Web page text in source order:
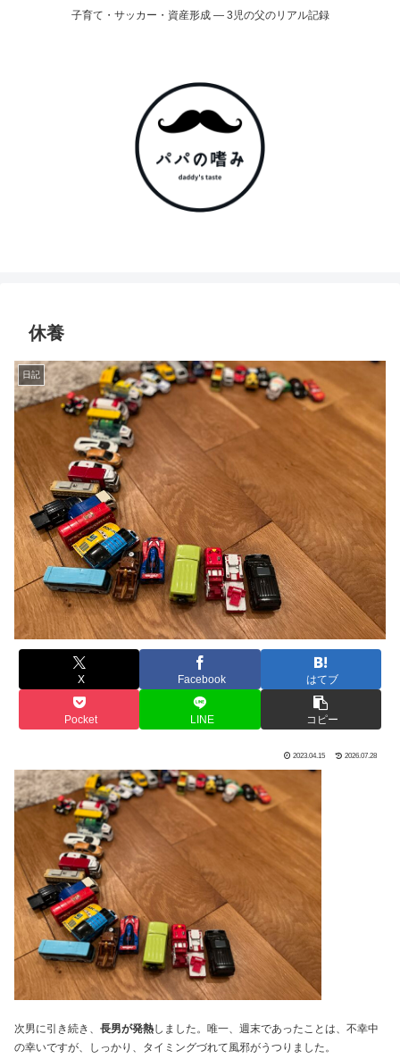
子育て・サッカー・資産形成 ― 3児の父のリアル記録
休養
日記
X Facebook はてブ
Pocket LINE コピー
2023.04.15 2026.07.28
次男に引き続き、 長男が発熱しました。唯一、週末であったことは、不幸中
の幸いですが、しっかり、タイミングづれて風邪がうつりました。